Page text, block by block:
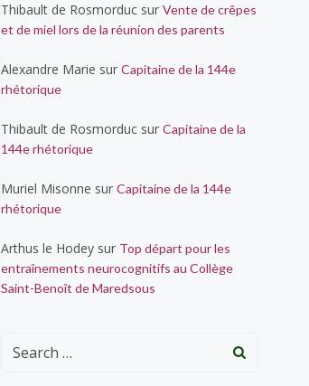
Thibault de Rosmorducsur Vente de crêpes
et de miel lors de la réunion des parents
Alexandre Marie sur Capitaine de la 144e
rhétorique
Thibault de Rosmorducsur Capitaine de la
144e rhétorique
Muriel Misonne sur Capitaine de la 144e
rhétorique
Arthus le Hodeysur Top départ pour les
entraînements neurocognitifs au Collège
Saint-Benoît de Maredsous
Search